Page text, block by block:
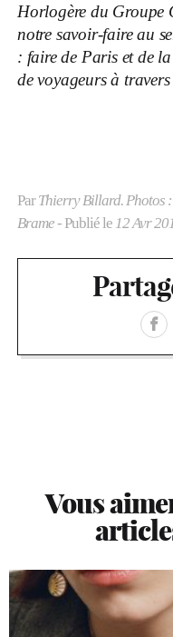
Horlogère du Groupe
notre savoir-faire au
: faire de Paris et de
de voyageurs à
ParThierry Billard. Photos
Brame- Publié le 12 Avr
Vous